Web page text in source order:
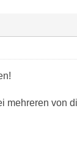
mehreren von